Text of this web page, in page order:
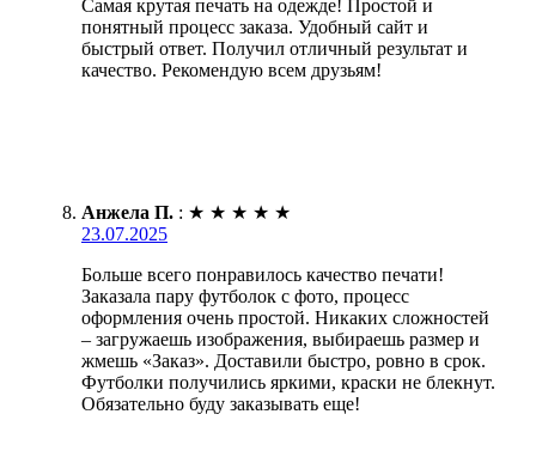
Самая крутая печать на одежде! Простой и
понятный процесс заказа. Удобный сайт и
быстрый ответ. Получил отличный результат и
качество. Рекомендую всем друзьям!
Анжела П. : ★ ★ ★ ★ ★
23.07.2025
Больше всего понравилось качество печати!
Заказала пару футболок с фото, процесс
оформления очень простой. Никаких сложностей
– загружаешь изображения, выбираешь размер и
жмешь «Заказ». Доставили быстро, ровно в срок.
Футболки получились яркими, краски не блекнут.
Обязательно буду заказывать еще!